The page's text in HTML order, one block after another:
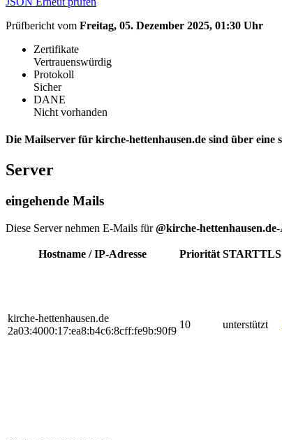
Prüfbericht vom Freitag, 05. Dezember 2025, 01:30 Uhr
Zertifikate
Vertrauenswürdig
Protokoll
Sicher
DANE
Nicht vorhanden
Die Mailserver für kirche-hettenhausen.de sind über eine
Server
eingehende Mails
Diese Server nehmen E-Mails für@kirche-hettenhausen.de-
Hostname / IP-Adresse Priorität STARTTLS
kirche-hettenhausen.de
2a03:4000:17:ea8:b4c6:8cff:fe9b:90f9
10 unterstützt